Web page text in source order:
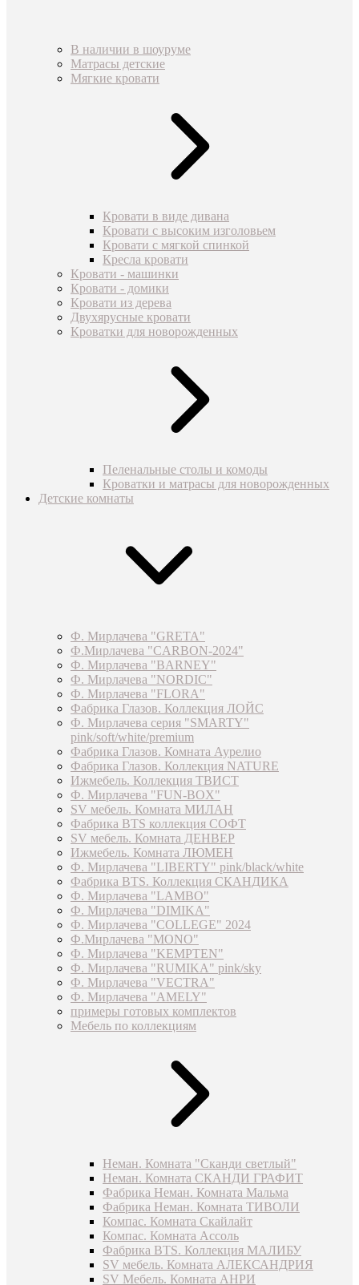
В наличии в шоуруме
Матрасы детские
Мягкие кровати
Кровати в виде дивана
Кровати с высоким изголовьем
Кровати с мягкой спинкой
Кресла кровати
Кровати - машинки
Кровати - домики
Кровати из дерева
Двухярусные кровати
Кроватки для новорожденных
Пеленальные столы и комоды
Кроватки и матрасы для новорожденных
Детские комнаты
Ф. Мирлачева "GRETA"
Ф.Мирлачева "CARBON-2024"
Ф. Мирлачева "BARNEY"
Ф. Мирлачева "NORDIC"
Ф. Мирлачева "FLORA"
Фабрика Глазов. Коллекция ЛОЙС
Ф. Мирлачева серия "SMARTY"
pink/soft/white/premium
Фабрика Глазов. Комната Аурелио
Фабрика Глазов. Коллекция NATURE
Ижмебель. Коллекция ТВИСТ
Ф. Мирлачева "FUN-BOX"
SV мебель. Комната МИЛАН
Фабрика BTS коллекция СОФТ
SV мебель. Комната ДЕНВЕР
Ижмебель. Комната ЛЮМЕН
Ф. Мирлачева "LIBERTY" pink/black/white
Фабрика BTS. Коллекция СКАНДИКА
Ф. Мирлачева "LAMBO"
Ф. Мирлачева "DIMIKA"
Ф. Мирлачева "COLLEGE" 2024
Ф.Мирлачева "MONO"
Ф. Мирлачева "KEMPTEN"
Ф. Мирлачева "RUMIKA" pink/sky
Ф. Мирлачева "VECTRA"
Ф. Мирлачева "AMELY"
примеры готовых комплектов
Мебель по коллекциям
Неман. Комната "Сканди светлый"
Неман. Комната СКАНДИ ГРАФИТ
Фабрика Неман. Комната Мальма
Фабрика Неман. Комната ТИВОЛИ
Компас. Комната Скайлайт
Компас. Комната Ассоль
Фабрика BTS. Коллекция МАЛИБУ
SV мебель. Комната АЛЕКСАНДРИЯ
SV Мебель. Комната АНРИ